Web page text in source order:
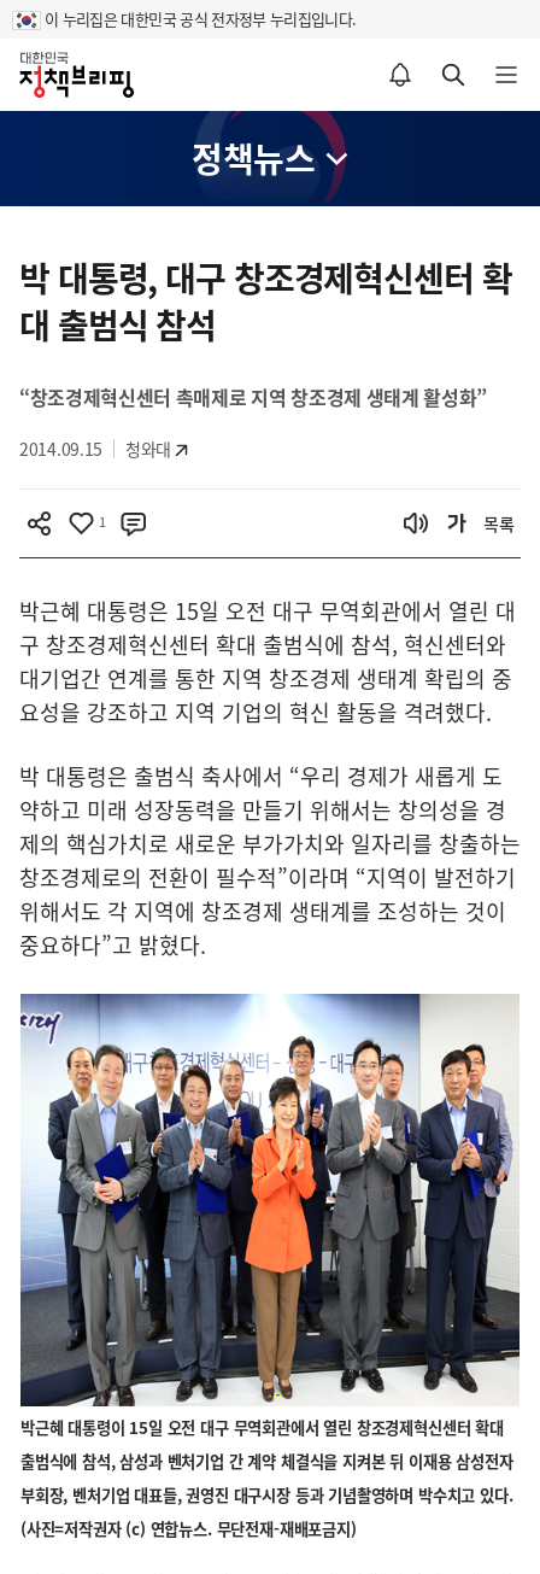
이 누리집은 대한민국 공식 전자정부 누리집입니다.
홈
알림설정 바로가기 검색 바로가기 메뉴 열기
정책뉴스
텐
츠
영
박 대통령, 대구 창조경제혁신센터 확
대 출범식 참석
“창조경제혁신센터 촉매제로 지역 창조경제 생태계 활성화”
2014.09.15 청와대
1 목록
박근혜 대통령은 15일 오전 대구 무역회관에서 열린 대
구 창조경제혁신센터 확대 출범식에 참석, 혁신센터와
대기업간 연계를 통한 지역 창조경제 생태계 확립의 중
요성을 강조하고 지역 기업의 혁신 활동을 격려했다.
박 대통령은 출범식 축사에서 “우리 경제가 새롭게 도
약하고 미래 성장동력을 만들기 위해서는 창의성을 경
제의 핵심가치로 새로운 부가가치와 일자리를 창출하는
창조경제로의 전환이 필수적”이라며 “지역이 발전하기
위해서도 각 지역에 창조경제 생태계를 조성하는 것이
중요하다”고 밝혔다.
박근혜 대통령이 15일 오전 대구 무역회관에서 열린 창조경제혁신센터 확대
출범식에 참석, 삼성과 벤처기업 간 계약 체결식을 지켜본 뒤 이재용 삼성전자
부회장, 벤처기업 대표들, 권영진 대구시장 등과 기념촬영하며 박수치고 있다.
(사진=저작권자 (c) 연합뉴스. 무단전재-재배포금지)